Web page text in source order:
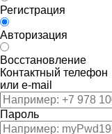
Регистрация
Авторизация
Восстановление
Контактный телефон
или e-mail
Пароль